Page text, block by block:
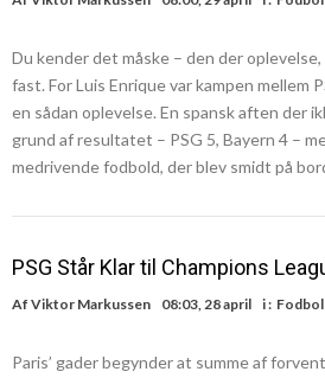
Du kender det måske – den der
fast. For Luis Enrique var kampen mellem
en sådan oplevelse. En spansk aften der
grund af resultatet – PSG 5, Bayern 4 –
medrivende fodbold, der blev smidt på
PSG Står Klar til Champions
Af Viktor Markussen 08:03, 28 april i :
Paris’ gader begynder at summe af